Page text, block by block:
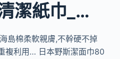
潔紙巾_…
島棉柔軟親膚,不幹硬不掉
複利用… 日本野斯潔面巾80